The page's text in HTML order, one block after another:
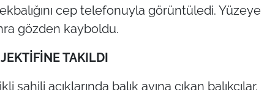
cep telefonuyla görüntüledi. Yüzeye
gözden kayboldu.
TAKILDI
sahili açıklarında balık avına çıkan balıkçılar,